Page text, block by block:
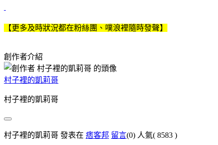
【更多及時狀況都在粉絲團、噗浪裡隨時發聲】
創作者介紹
村子裡的凱莉哥
村子裡的凱莉哥
村子裡的凱莉哥 發表在 痞客邦 留言(0) 人氣( 8583 )